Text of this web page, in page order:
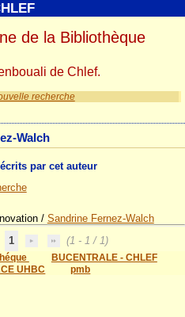
recherche
Walch
par cet auteur
/ Sandrine Fernez-Walch
1
(1 - 1 / 1)
BUCENTRALE - CHLEF
UHBC
pmb
de la Bibliothèque
de Chlef.